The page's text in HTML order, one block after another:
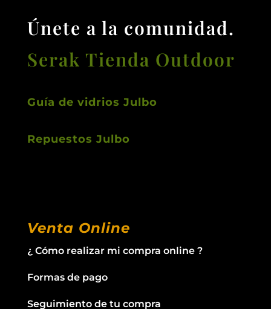
Únete a la comunidad.
Serak Tienda Outdoor
Guía de vidrios Julbo
Repuestos Julbo
Venta Online
¿ Cómo realizar mi compra online ?
Formas de pago
Seguimiento de tu compra